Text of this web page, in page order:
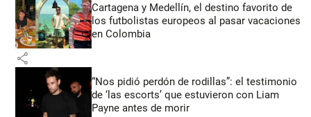
Cartagena y Medellín, el destino favorito de
los futbolistas europeos al pasar vacaciones
en Colombia
share
“Nos pidió perdón de rodillas”: el testimonio
de ‘las escorts’ que estuvieron con Liam
Payne antes de morir